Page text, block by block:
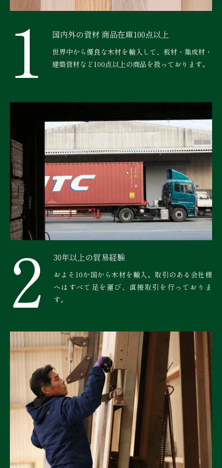
1 国内外の資材 商品在庫100点以上
世界中から優良な木材を輸入して、板材・集成材・
建築資材など100点以上の商品を扱っております。
2 30年以上の貿易経験
およそ10か国から木材を輸入。取引のある会社様
へはすべて足を運び、直接取引を行っておりま
す。